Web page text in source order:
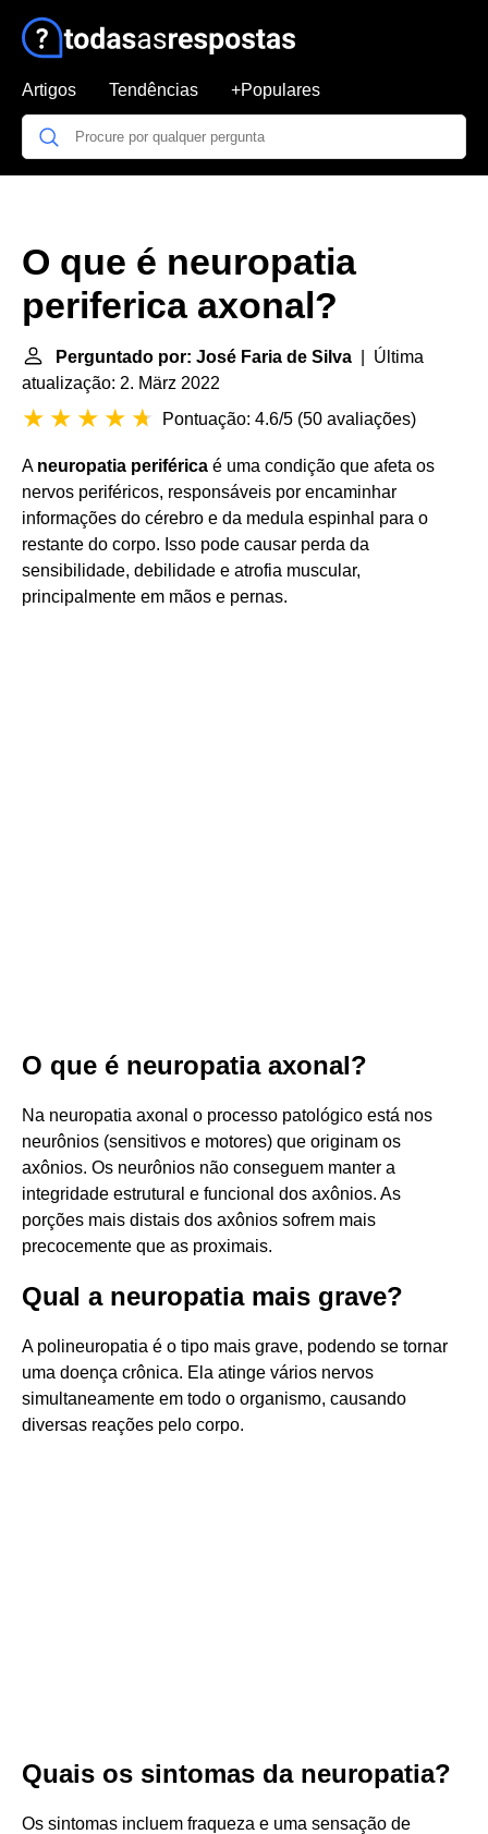
Artigos Tendências +Populares
O que é neuropatia
periferica axonal?
Perguntado por: José Faria de Silva | Última
atualização: 2. März 2022
Pontuação: 4.6/5 (50 avaliações)
A neuropatia periférica é uma condição que afeta os
nervos periféricos, responsáveis por encaminhar
informações do cérebro e da medula espinhal para o
restante do corpo. Isso pode causar perda da
sensibilidade, debilidade e atrofia muscular,
principalmente em mãos e pernas.
O que é neuropatia axonal?
Na neuropatia axonal o processo patológico está nos
neurônios (sensitivos e motores) que originam os
axônios. Os neurônios não conseguem manter a
integridade estrutural e funcional dos axônios. As
porções mais distais dos axônios sofrem mais
precocemente que as proximais.
Qual a neuropatia mais grave?
A polineuropatia é o tipo mais grave, podendo se tornar
uma doença crônica. Ela atinge vários nervos
simultaneamente em todo o organismo, causando
diversas reações pelo corpo.
Quais os sintomas da neuropatia?
Os sintomas incluem fraqueza e uma sensação de